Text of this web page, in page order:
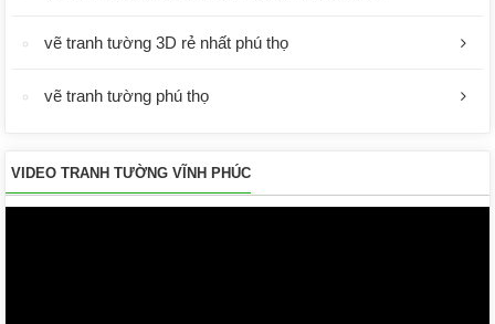
vẽ tranh tường 3D rẻ nhất phú thọ
vẽ tranh tường phú thọ
VIDEO TRANH TƯỜNG VĨNH PHÚC